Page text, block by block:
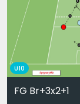
U10
FG Br+3x2+1